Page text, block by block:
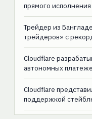
прямого
Трейдер из
трейдеров» с
Cloudflare
автономных
Cloudflare
поддержкой